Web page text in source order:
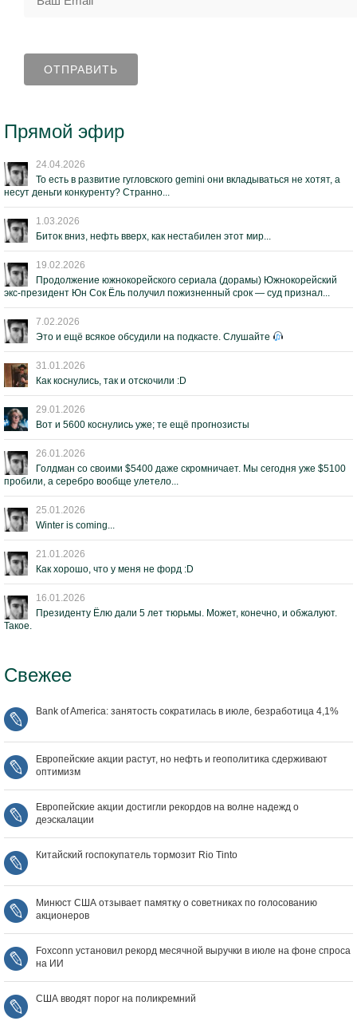
Прямой эфир
24.04.2026
То есть в развитие гугловского gemini они вкладываться не хотят, а
несут деньги конкуренту? Странно...
1.03.2026
Биток вниз, нефть вверх, как нестабилен этот мир...
19.02.2026
Продолжение южнокорейского сериала (дорамы) Южнокорейский
экс-президент Юн Сок Ёль получил пожизненный срок — суд признал...
7.02.2026
Это и ещё всякое обсудили на подкасте. Слушайте
31.01.2026
Как коснулись, так и отскочили :D
29.01.2026
Вот и 5600 коснулись уже; те ещё прогнозисты
26.01.2026
Голдман со своими $5400 даже скромничает. Мы сегодня уже $5100
пробили, а серебро вообще улетело...
25.01.2026
Winter is coming...
21.01.2026
Как хорошо, что у меня не форд :D
16.01.2026
Президенту Ёлю дали 5 лет тюрьмы. Может, конечно, и обжалуют.
Такое.
Свежее
Bank of America: занятость сократилась в июле, безработица 4,1%
Европейские акции растут, но нефть и геополитика сдерживают
оптимизм
Европейские акции достигли рекордов на волне надежд о
деэскалации
Китайский госпокупатель тормозит Rio Tinto
Минюст США отзывает памятку о советниках по голосованию
акционеров
Foxconn установил рекорд месячной выручки в июле на фоне спроса
на ИИ
США вводят порог на поликремний